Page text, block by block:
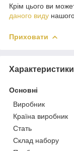
Крім цього ви
даного виду
Приховати
Характеристики
Основні
Виробник
Країна виробник
Стать
Склад набору